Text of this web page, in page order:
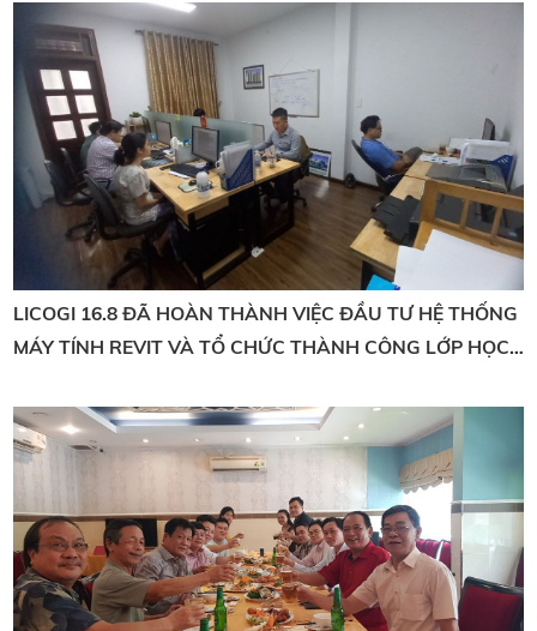
LICOGI 16.8 ĐÃ HOÀN THÀNH VIỆC ĐẦU TƯ HỆ THỐNG
MÁY TÍNH REVIT VÀ TỔ CHỨC THÀNH CÔNG LỚP HỌC,